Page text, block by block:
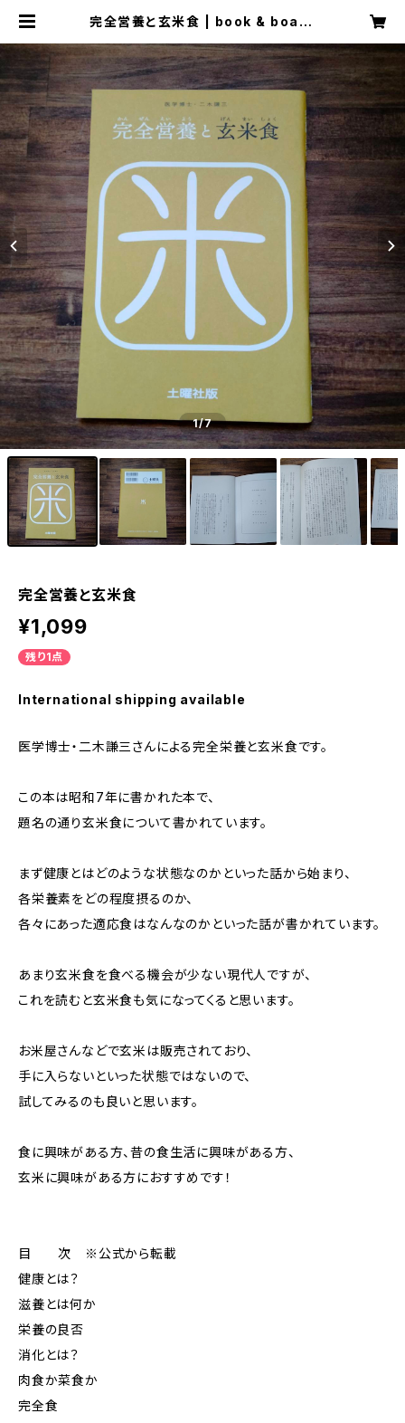
完全営養と玄米食 | book & board
1/7
完全営養と玄米食
¥1,099
残り1点
International shipping available
医学博士・二木謙三さんによる完全栄養と玄米食です。
この本は昭和7年に書かれた本で、
題名の通り玄米食について書かれています。
まず健康とはどのような状態なのかといった話から始まり、
各栄養素をどの程度摂るのか、
各々にあった適応食はなんなのかといった話が書かれています。
あまり玄米食を食べる機会が少ない現代人ですが、
これを読むと玄米食も気になってくると思います。
お米屋さんなどで玄米は販売されており、
手に入らないといった状態ではないので、
試してみるのも良いと思います。
食に興味がある方、昔の食生活に興味がある方、
玄米に興味がある方におすすめです！
目 次 ※公式から転載
健康とは？
滋養とは何か
栄養の良否
消化とは？
肉食か菜食か
完全食